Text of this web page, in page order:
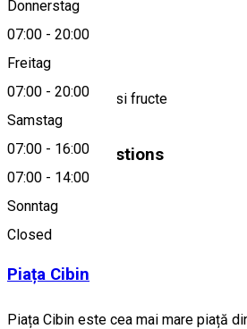
Donnerstag
07:00 - 20:00
Freitag
07:00 - 20:00
Samstag
07:00 - 16:00
07:00 - 14:00
Sonntag
Closed
About
24 spatii legume si fructe
Similar Suggestions
Markt
Open
Piața Cibin
Piața Cibin este cea mai mare piață